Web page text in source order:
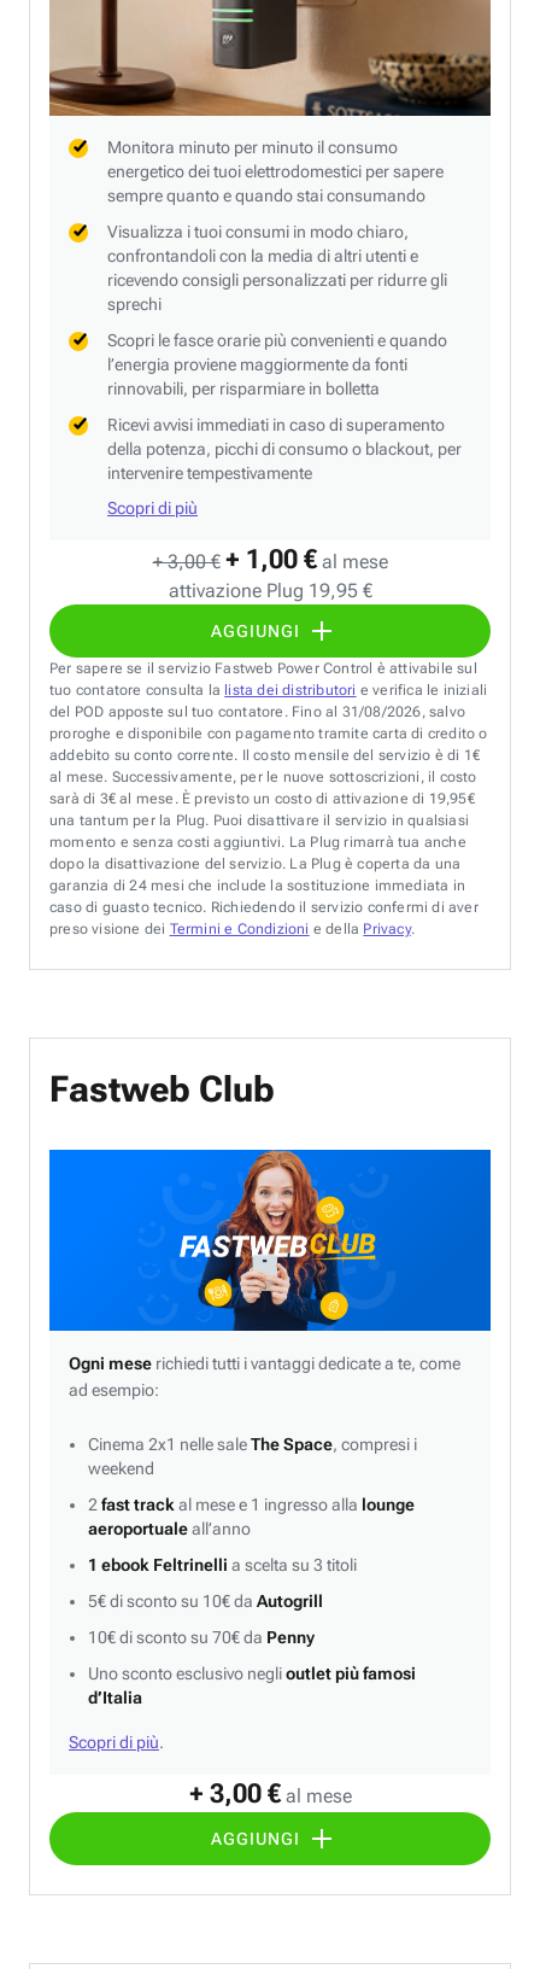
+ 3,00 € + 1,00 € al mese
attivazione Plug 19,95 €
AGGIUNGI
Monitora minuto per minuto il consumo
energetico dei tuoi elettrodomestici per sapere
sempre quanto e quando stai consumando
Visualizza i tuoi consumi in modo chiaro,
confrontandoli con la media di altri utenti e
ricevendo consigli personalizzati per ridurre gli
sprechi
Scopri le fasce orarie più convenienti e quando
l’energia proviene maggiormente da fonti
rinnovabili, per risparmiare in bolletta
Ricevi avvisi immediati in caso di superamento
della potenza, picchi di consumo o blackout, per
intervenire tempestivamente
Scopri di più
Per sapere se il servizio Fastweb Power Control è attivabile sul
tuo contatore consulta la lista dei distributori e verifica le iniziali
del POD apposte sul tuo contatore. Fino al 31/08/2026, salvo
proroghe e disponibile con pagamento tramite carta di credito o
addebito su conto corrente. Il costo mensile del servizio è di 1€
al mese. Successivamente, per le nuove sottoscrizioni, il costo
sarà di 3€ al mese. È previsto un costo di attivazione di 19,95€
una tantum per la Plug. Puoi disattivare il servizio in qualsiasi
momento e senza costi aggiuntivi. La Plug rimarrà tua anche
dopo la disattivazione del servizio. La Plug è coperta da una
garanzia di 24 mesi che include la sostituzione immediata in
caso di guasto tecnico. Richiedendo il servizio confermi di aver
preso visione dei Termini e Condizioni e della Privacy.
Fastweb Club
+ 3,00 € al mese
AGGIUNGI
Ogni mese richiedi tutti i vantaggi dedicate a te, come
ad esempio:
Cinema 2x1 nelle saleThe Space, compresi i
weekend
2 fast track al mese e 1 ingresso alla lounge
aeroportualeall’anno
1 ebook Feltrinelli a scelta su 3 titoli
5€ di sconto su 10€ da Autogrill
10€ di sconto su 70€ da Penny
Uno sconto esclusivo neglioutlet più famosi
d’Italia
Scopri di più.